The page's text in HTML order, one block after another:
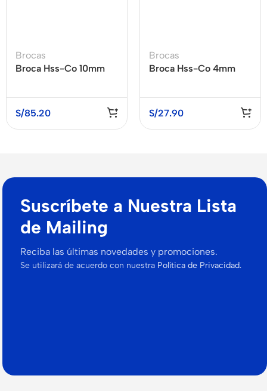
Brocas
Broca Hss-Co 10mm
S/85.20
Brocas
Broca Hss-Co 4mm
S/27.90
Suscríbete a Nuestra Lista
de Mailing
Reciba las últimas novedades y promociones.
Se utilizará de acuerdo con nuestra Política de Privacidad.